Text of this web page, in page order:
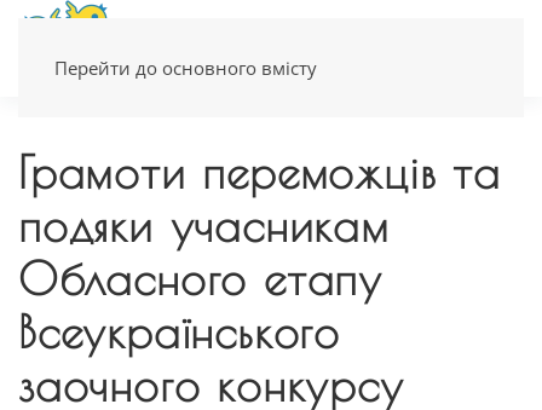
Перейти до основного вмісту
Грамоти переможців та
подяки учасникам
Обласного етапу
Всеукраїнського
заочного конкурсу